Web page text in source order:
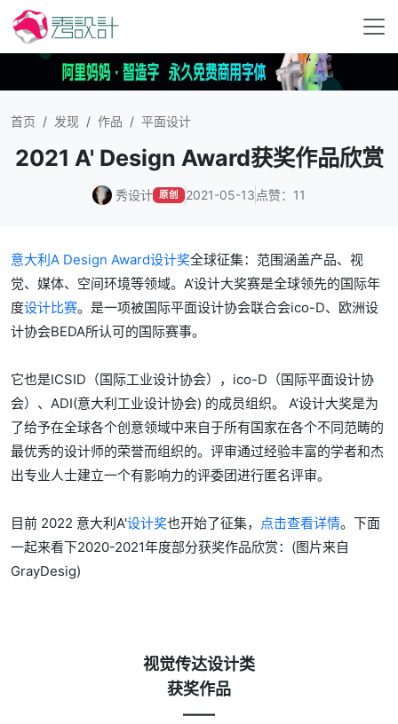
首页 发现 作品 平面设计
2021 A' Design Award获奖作品欣赏
秀设计 原创 2021-05-13 点赞：11
意大利A Design Award设计奖全球征集：范围涵盖产品、视
觉、媒体、空间环境等领域。A’设计大奖赛是全球领先的国际年
度设计比赛。是一项被国际平面设计协会联合会ico-D、欧洲设
计协会BEDA所认可的国际赛事。
它也是ICSID（国际工业设计协会），ico-D（国际平面设计协
会）、ADI(意大利工业设计协会) 的成员组织。 A’设计大奖是为
了给予在全球各个创意领域中来自于所有国家在各个不同范畴的
最优秀的设计师的荣誉而组织的。评审通过经验丰富的学者和杰
出专业人士建立一个有影响力的评委团进行匿名评审。
目前 2022 意大利A'设计奖也开始了征集， 点击查看详情。下面
一起来看下2020-2021年度部分获奖作品欣赏：(图片来自
GrayDesig)
视觉传达设计类
获奖作品
——